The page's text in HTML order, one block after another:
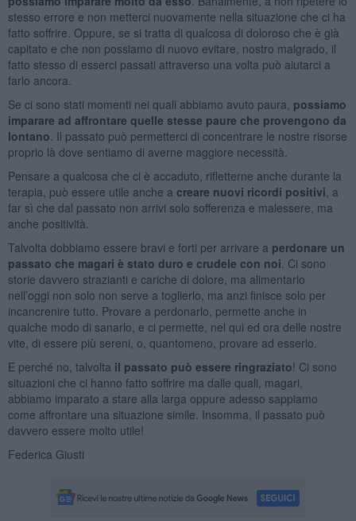
stesso errore e non metterci nuovamente nella situazione che ci ha
fatto soffrire. Oppure, se si tratta di qualcosa di doloroso che è già
capitato e che non possiamo di nuovo evitare, nostro malgrado, il
fatto stesso di esserci passati attraverso una volta può aiutarci a
farlo ancora.
Se ci sono stati momenti nei quali abbiamo avuto paura, possiamo
imparare ad affrontare quelle stesse paure che provengono da
lontano . Il passato può permetterci di concentrare le nostre risorse
proprio là dove sentiamo di averne maggiore necessità.
Pensare a qualcosa che ci è accaduto, rifletterne anche durante la
terapia, può essere utile anche a creare nuovi ricordi positivi , a
far sì che dal passato non arrivi solo sofferenza e malessere, ma
anche positività.
Talvolta dobbiamo essere bravi e forti per arrivare a perdonare un
passato che magari è stato duro e crudele con noi . Ci sono
storie davvero strazianti e cariche di dolore, ma alimentarlo
nell’oggi non solo non serve a toglierlo, ma anzi finisce solo per
incancrenire tutto. Provare a perdonarlo, permette anche in
qualche modo di sanarlo, e ci permette, nel qui ed ora delle nostre
vite, di essere più sereni, o, quantomeno, provare ad esserlo.
E perché no, talvolta il passato può essere ringraziato! Ci sono
situazioni che ci hanno fatto soffrire ma dalle quali, magari,
abbiamo imparato a stare alla larga oppure adesso sappiamo
come affrontare una situazione simile. Insomma, il passato può
davvero essere molto utile!
Federica Giusti